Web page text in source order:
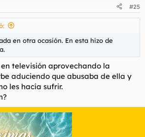
#25
en otra ocasión. En esta hizo de
televisión aprovechando la
aduciendo que abusaba de ella y
les hacía sufrir.